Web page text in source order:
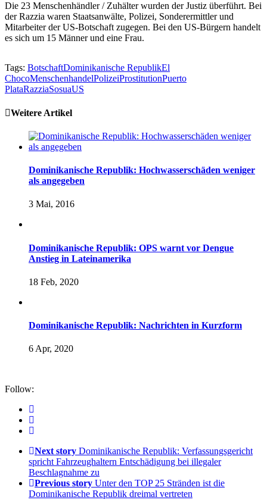
Die 23 Menschenhändler / Zuhälter wurden der Justiz überführt. Bei
der Razzia waren Staatsanwälte, Polizei, Sonderermittler und
Mitarbeiter der US-Botschaft zugegen. Bei den US-Bürgern handelt
es sich um 15 Männer und eine Frau.
Tags: BotschaftDominikanische RepublikEl
ChocoMenschenhandelPolizeiProstitutionPuerto
PlataRazziaSosuaUS
Weitere Artikel
Dominikanische Republik: Hochwasserschäden weniger
als angegeben
3 Mai, 2016
Dominikanische Republik: OPS warnt vor Dengue
Anstieg in Lateinamerika
18 Feb, 2020
Dominikanische Republik: Nachrichten in Kurzform
6 Apr, 2020
Follow:
Next story Dominikanische Republik: Verfassungsgericht
spricht Fahrzeughaltern Entschädigung bei illegaler
Beschlagnahme zu
Previous story Unter den TOP 25 Stränden ist die
Dominikanische Republik dreimal vertreten